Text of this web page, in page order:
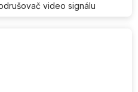
video signálu